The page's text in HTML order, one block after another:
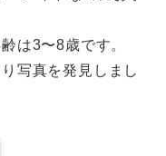
は3〜8歳です。
写真を発見しまし